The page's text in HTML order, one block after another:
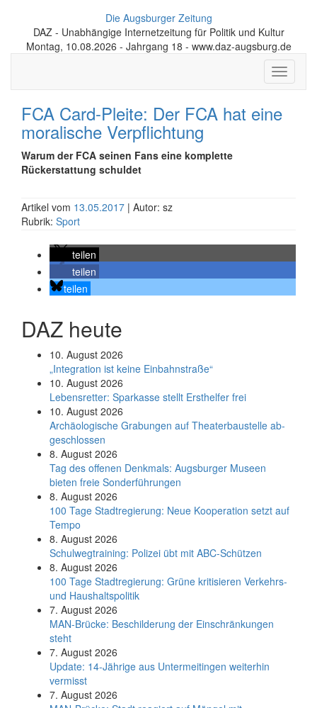
Die Augsburger Zeitung
DAZ - Unabhängige Internetzeitung für Politik und Kultur
Montag, 10.08.2026 - Jahrgang 18 - www.daz-augsburg.de
Toggle
FCA Card-Pleite: Der FCA hat eine
moralische Verpflichtung
Warum der FCA seinen Fans eine komplette
Rückerstattung schuldet
Artikel vom 13.05.2017 | Autor: sz
Rubrik: Sport
teilen
teilen
teilen
DAZ heute
10. August 2026
„Integration ist keine Einbahnstraße“
10. August 2026
Le­bens­ret­ter: Spar­kas­se stellt Erst­hel­fer frei
10. August 2026
Ar­chäo­lo­gi­sche Gra­bun­gen auf Thea­ter­bau­stel­le ab­
ge­schlos­sen
8. August 2026
Tag des offenen Denkmals: Augsburger Museen
bieten freie Sonderführungen
8. August 2026
100 Tage Stadtregierung: Neue Kooperation setzt auf
Tempo
8. August 2026
Schul­weg­trai­ning: Poli­zei übt mit ABC-Schüt­zen
8. August 2026
100 Tage Stadtregierung: Grüne kritisieren Verkehrs-
und Haushaltspolitik
7. August 2026
MAN-Brücke: Beschilderung der Einschränkungen
steht
7. August 2026
Update: 14-Jährige aus Untermeitingen weiterhin
vermisst
7. August 2026